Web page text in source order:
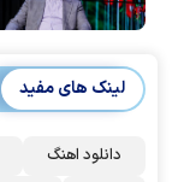
لینک های مفید
دانلود اهنگ